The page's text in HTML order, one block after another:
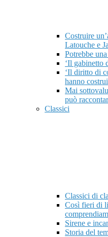
Costruire
Latouche e
Potrebbe
‘Il gabinetto
‘Il diritto di
hanno
Mai
può
Classici
Classici di
Così fieri di
Sirene e
Storia del